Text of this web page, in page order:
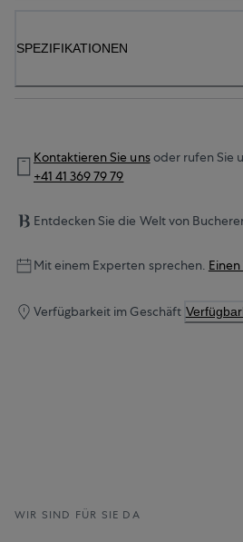
SPEZIFIKATIONEN
Kontaktieren Sie unsoder rufen Sie
+41 41 369 79 79
Entdecken Sie die Welt von
Mit einem Experten sprechen.
Verfügbarkeit im Geschäft
WIR SIND FÜR SIE DA